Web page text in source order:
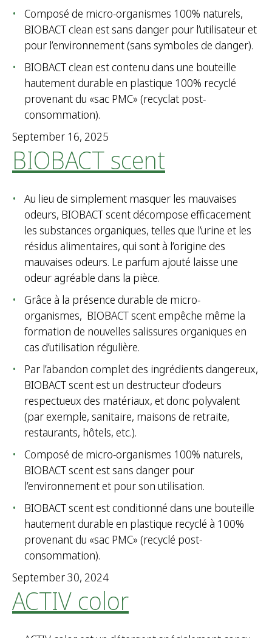
Composé de micro-organismes 100% naturels,
BIOBACT clean est sans danger pour l’utilisateur et
pour l’environnement (sans symboles de danger).
BIOBACT clean est contenu dans une bouteille
hautement durable en plastique 100% recyclé
provenant du «sac PMC» (recyclat post-
consommation).
September 16, 2025
BIOBACT scent
Au lieu de simplement masquer les mauvaises
odeurs, BIOBACT scent décompose efficacement
les substances organiques, telles que l’urine et les
résidus alimentaires, qui sont à l’origine des
mauvaises odeurs. Le parfum ajouté laisse une
odeur agréable dans la pièce.
Grâce à la présence durable de micro-
organismes, BIOBACT scent empêche même la
formation de nouvelles salissures organiques en
cas d’utilisation régulière.
Par l’abandon complet des ingrédients dangereux,
BIOBACT scent est un destructeur d’odeurs
respectueux des matériaux, et donc polyvalent
(par exemple, sanitaire, maisons de retraite,
restaurants, hôtels, etc.).
Composé de micro-organismes 100% naturels,
BIOBACT scent est sans danger pour
l’environnement et pour son utilisation.
BIOBACT scent est conditionné dans une bouteille
hautement durable en plastique recyclé à 100%
provenant du «sac PMC» (recyclé post-
consommation).
September 30, 2024
ACTIV color